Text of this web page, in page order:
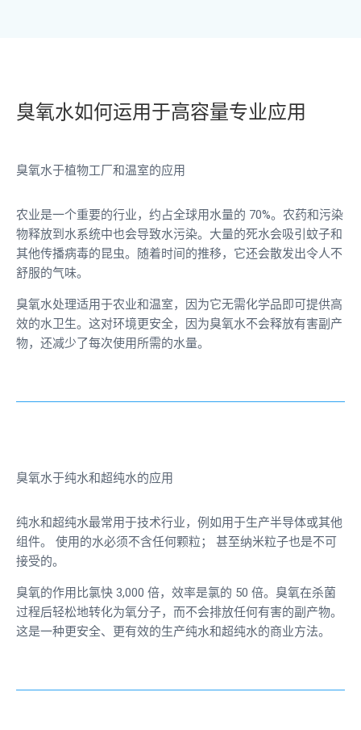
臭氧水如何运用于高容量专业应用
臭氧水于植物工厂和温室的应用
农业是一个重要的行业，约占全球用水量的 70%。农药和污染
物释放到水系统中也会导致水污染。大量的死水会吸引蚊子和
其他传播病毒的昆虫。随着时间的推移，它还会散发出令人不
舒服的气味。
臭氧水处理适用于农业和温室，因为它无需化学品即可提供高
效的水卫生。这对环境更安全，因为臭氧水不会释放有害副产
物，还减少了每次使用所需的水量。
臭氧水于纯水和超纯水的应用
纯水和超纯水最常用于技术行业，例如用于生产半导体或其他
组件。 使用的水必须不含任何颗粒； 甚至纳米粒子也是不可
接受的。
臭氧的作用比氯快 3,000 倍，效率是氯的 50 倍。臭氧在杀菌
过程后轻松地转化为氧分子，而不会排放任何有害的副产物。
这是一种更安全、更有效的生产纯水和超纯水的商业方法。